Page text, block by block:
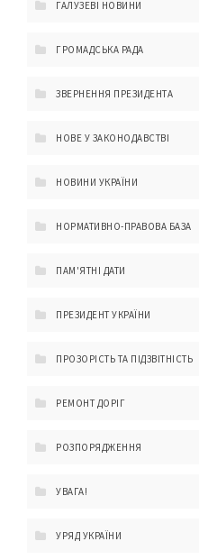
ГАЛУЗЕВІ НОВИНИ
ГРОМАДСЬКА РАДА
ЗВЕРНЕННЯ ПРЕЗИДЕНТА
НОВЕ У ЗАКОНОДАВСТВІ
НОВИНИ УКРАЇНИ
НОРМАТИВНО-ПРАВОВА БАЗА
ПАМ'ЯТНІ ДАТИ
ПРЕЗИДЕНТ УКРАЇНИ
ПРОЗОРІСТЬ ТА ПІДЗВІТНІСТЬ
РЕМОНТ ДОРІГ
РОЗПОРЯДЖЕННЯ
УВАГА!
УРЯД УКРАЇНИ